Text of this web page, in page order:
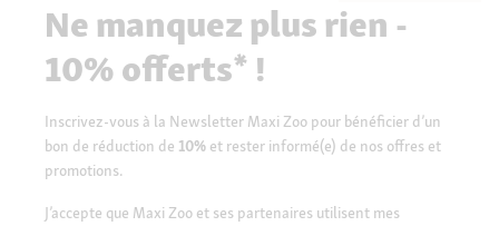
Ne manquez plus rien -
10% offerts* !
Inscrivez-vous à la Newsletter Maxi Zoo pour bénéficier d’un
bon de réduction de 10% et rester informé(e) de nos offres et
promotions.
J’accepte que Maxi Zoo et ses partenaires utilisent mes